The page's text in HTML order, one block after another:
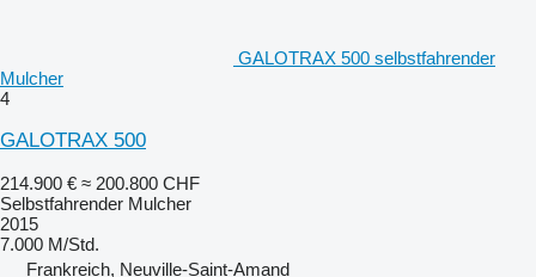
GALOTRAX 500 selbstfahrender
Mulcher
4
GALOTRAX 500
214.900 € ≈ 200.800 CHF
Selbstfahrender Mulcher
2015
7.000 M/Std.
Frankreich, Neuville-Saint-Amand